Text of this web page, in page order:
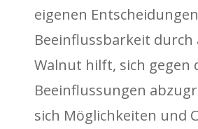
eigenen
Beeinflussbarkeit durch
Walnut hilft, sich gegen
Beeinflussungen
sich Möglichkeiten und